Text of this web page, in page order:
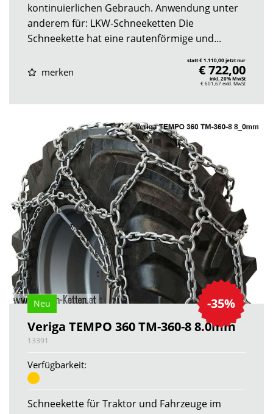
kontinuierlichen Gebrauch. Anwendung unter
anderem für: LKW-Schneeketten Die
Schneekette hat eine rautenförmige und...
merken
statt € 1.110,00 jetzt nur
€ 722,00
inkl. 20% MwSt
€ 601,67exkl. MwSt
-35%
Neu
Veriga TEMPO 360 TM-360-8 8.0mm
13391
Verfügbarkeit:
Schneekette für Traktor und Fahrzeuge im